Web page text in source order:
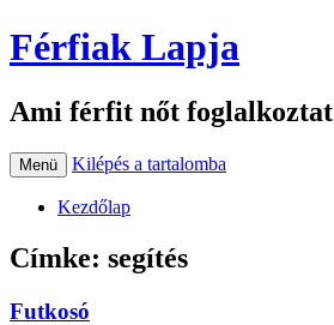
Férfiak Lapja
Ami férfit nőt foglalkoztat
Menü Kilépés a tartalomba
Kezdőlap
Címke: segítés
Futkosó